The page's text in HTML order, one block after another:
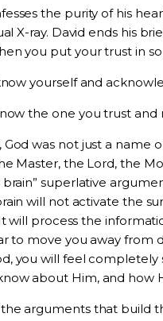
the purity of his
X-ray. David ends his
you put your trust in
yourself and
the one you trust and
God was not just a name
Master, the Lord, the
brain” superlative
will not activate the
will process the
to move you away from
you will feel completely
about Him, and how
arguments that build